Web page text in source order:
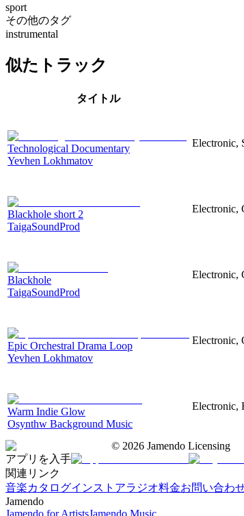
sport
その他のタグ
instrumental
似たトラック
タイトル
Technological Documentary
Yevhen Lokhmatov
Electronic,
Blackhole short 2
TaigaSoundProd
Electronic,
Blackhole
TaigaSoundProd
Electronic,
Epic Orchestral Drama Loop
Yevhen Lokhmatov
Electronic,
Warm Indie Glow
Osynthw Background Music
Electronic,
© 2026 Jamendo Licensing
アプリを入手
関連リンク
音楽カタログインストアラジオ料金お問い合わ
Jamendo
Jamendo for ArtistsJamendo Music